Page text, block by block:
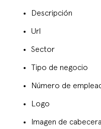
Descripción
Url
Sector
Tipo de negocio
Número de
Logo
Imagen de cabecera